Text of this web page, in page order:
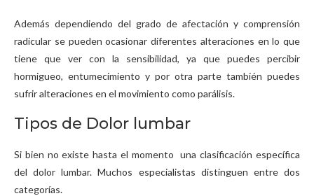
Además dependiendo del grado de afectación y comprensión
radicular se pueden ocasionar diferentes alteraciones en lo que
tiene que ver con la sensibilidad, ya que puedes percibir
hormigueo, entumecimiento y por otra parte también puedes
sufrir alteraciones en el movimiento como parálisis.
Tipos de Dolor lumbar
Si bien no existe hasta el momento una clasificación específica
del dolor lumbar. Muchos especialistas distinguen entre dos
categorías.